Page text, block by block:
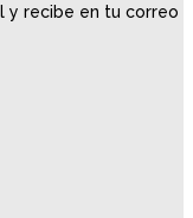
y recibe en tu correo